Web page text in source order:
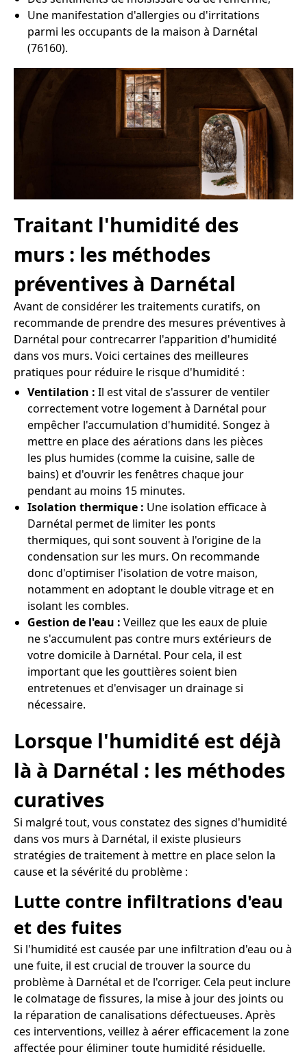
Une manifestation d'allergies ou d'irritations
parmi les occupants de la maison à Darnétal
(76160).
Traitant l'humidité des
murs : les méthodes
préventives à Darnétal
Avant de considérer les traitements curatifs, on
recommande de prendre des mesures préventives à
Darnétal pour contrecarrer l'apparition d'humidité
dans vos murs. Voici certaines des meilleures
pratiques pour réduire le risque d'humidité :
Ventilation : Il est vital de s'assurer de ventiler
correctement votre logement à Darnétal pour
empêcher l'accumulation d'humidité. Songez à
mettre en place des aérations dans les pièces
les plus humides (comme la cuisine, salle de
bains) et d'ouvrir les fenêtres chaque jour
pendant au moins 15 minutes.
Isolation thermique : Une isolation efficace à
Darnétal permet de limiter les ponts
thermiques, qui sont souvent à l'origine de la
condensation sur les murs. On recommande
donc d'optimiser l'isolation de votre maison,
notamment en adoptant le double vitrage et en
isolant les combles.
Gestion de l'eau : Veillez que les eaux de pluie
ne s'accumulent pas contre murs extérieurs de
votre domicile à Darnétal. Pour cela, il est
important que les gouttières soient bien
entretenues et d'envisager un drainage si
nécessaire.
Lorsque l'humidité est déjà
là à Darnétal : les méthodes
curatives
Si malgré tout, vous constatez des signes d'humidité
dans vos murs à Darnétal, il existe plusieurs
stratégies de traitement à mettre en place selon la
cause et la sévérité du problème :
Lutte contre infiltrations d'eau
et des fuites
Si l'humidité est causée par une infiltration d'eau ou à
une fuite, il est crucial de trouver la source du
problème à Darnétal et de l'corriger. Cela peut inclure
le colmatage de fissures, la mise à jour des joints ou
la réparation de canalisations défectueuses. Après
ces interventions, veillez à aérer efficacement la zone
affectée pour éliminer toute humidité résiduelle.